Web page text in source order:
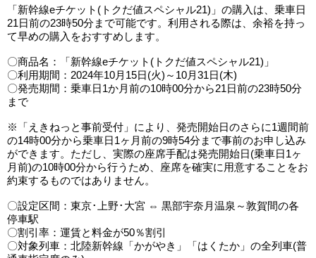
「新幹線eチケット(トクだ値スペシャル21)」の購入は、乗車日
21日前の23時50分まで可能です。利用される際は、余裕を持っ
て早めの購入をおすすめします。
〇商品名：「新幹線eチケット(トクだ値スペシャル21)」
〇利用期間：2024年10月15日(火)～10月31日(木)
〇発売期間：乗車日1か月前の10時00分から21日前の23時50分
まで
※「えきねっと事前受付」により、発売開始日のさらに1週間前
の14時00分から乗車日1ヶ月前の9時54分まで事前のお申し込み
ができます。ただし、実際の座席手配は発売開始日(乗車日1ヶ
月前)の10時00分から行うため、座席を確実に用意することをお
約束するものではありません。
〇設定区間：東京･上野･大宮 ⇔ 黒部宇奈月温泉～敦賀間の各
停車駅
〇割引率：運賃と料金が50％割引
〇対象列車：北陸新幹線「かがやき」「はくたか」の全列車(普